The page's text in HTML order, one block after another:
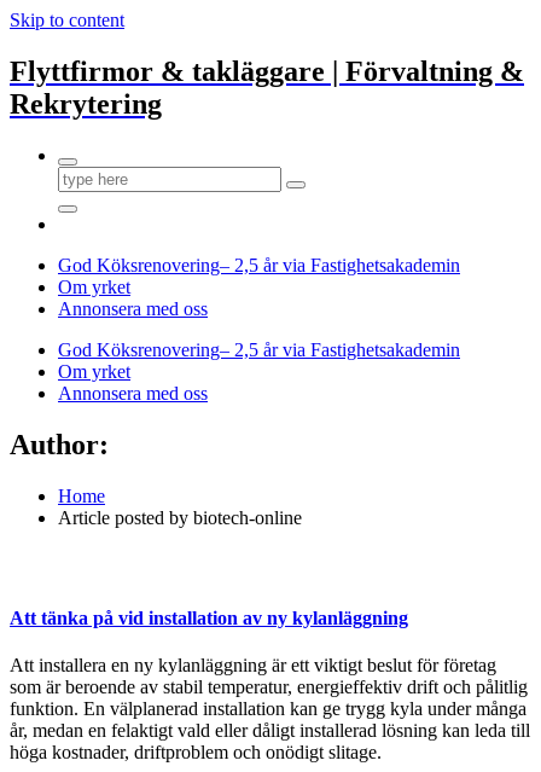
Skip to content
Flyttfirmor & takläggare | Förvaltning &
Rekrytering
God Köksrenovering– 2,5 år via Fastighetsakademin
Om yrket
Annonsera med oss
God Köksrenovering– 2,5 år via Fastighetsakademin
Om yrket
Annonsera med oss
Author:
Home
Article posted by biotech-online
Att tänka på vid installation av ny kylanläggning
Att installera en ny kylanläggning är ett viktigt beslut för företag
som är beroende av stabil temperatur, energieffektiv drift och pålitlig
funktion. En välplanerad installation kan ge trygg kyla under många
år, medan en felaktigt vald eller dåligt installerad lösning kan leda till
höga kostnader, driftproblem och onödigt slitage.